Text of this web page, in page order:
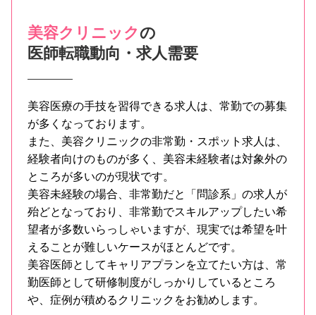
美容クリニックの
医師転職動向・求人需要
美容医療の手技を習得できる求人は、常勤での募集
が多くなっております。
また、美容クリニックの非常勤・スポット求人は、
経験者向けのものが多く、美容未経験者は対象外の
ところが多いのが現状です。
美容未経験の場合、非常勤だと「問診系」の求人が
殆どとなっており、非常勤でスキルアップしたい希
望者が多数いらっしゃいますが、現実では希望を叶
えることが難しいケースがほとんどです。
美容医師としてキャリアプランを立てたい方は、常
勤医師として研修制度がしっかりしているところ
や、症例が積めるクリニックをお勧めします。